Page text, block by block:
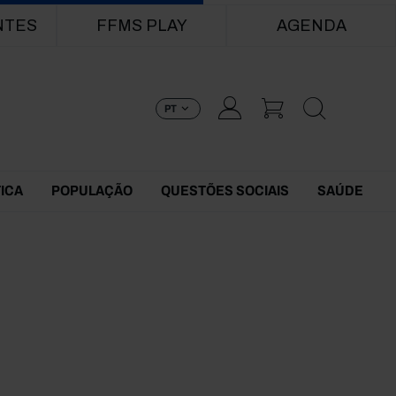
FFMS PLAY AGENDA
PT
POPULAÇÃO QUESTÕES SOCIAIS SAÚDE